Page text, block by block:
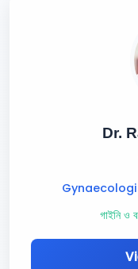
Dr.
গাইনি ও